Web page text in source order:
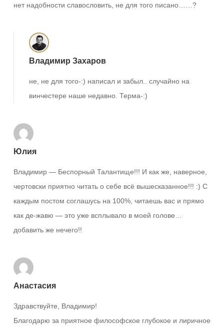
нет надобности славословить, не для того писано……?
Владимир Захаров
не, не для того-:) написал и забыл.. случайно на
винчестере наше недавно. Терма-:)
Юлия
Владимир — Беспорный Талантище!!! И как же, наверное,
чертовски приятно читать о себе всё вышесказанное!!! :) С
каждым постом соглашусь на 100%, читаешь вас и прямо
как де-жавю — это уже всплывало в моей голове…
добавить же нечего!!
Анастасия
Здравствуйте, Владимир!
Благодарю за приятное философское глубокое и лиричное